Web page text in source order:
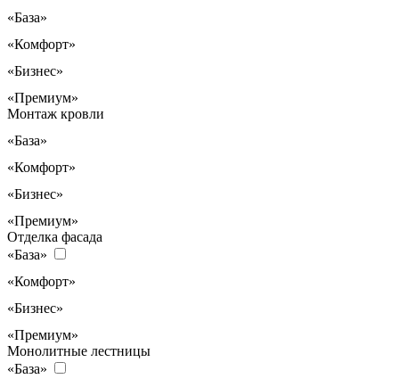
«База»
«Комфорт»
«Бизнес»
«Премиум»
Монтаж кровли
«База»
«Комфорт»
«Бизнес»
«Премиум»
Отделка фасада
«База»
«Комфорт»
«Бизнес»
«Премиум»
Монолитные лестницы
«База»